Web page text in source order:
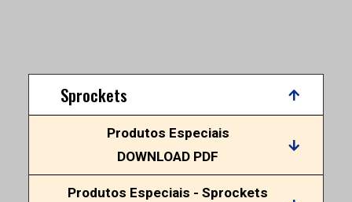
Sprockets
Produtos Especiais
DOWNLOAD PDF
Produtos Especiais - Sprockets